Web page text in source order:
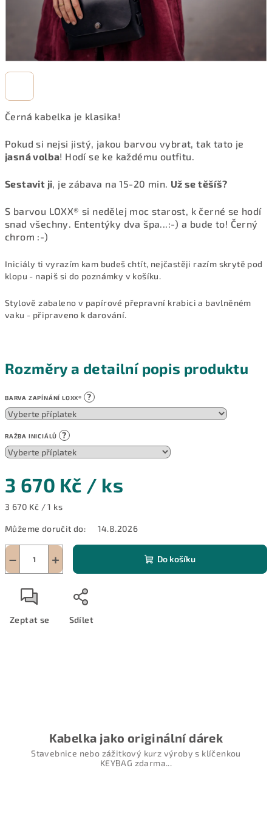
Černá kabelka je klasika!
Pokud si nejsi jistý, jakou barvou vybrat, tak tato je
jasná volba! Hodí se ke každému outfitu.
Sestavit ji, je zábava na 15-20 min. Už se těšíš?
S barvou LOXX® si nedělej moc starost, k černé se hodí
snad všechny. Ententýky dva špa...:-) a bude to! Černý
chrom :-)
Iniciály ti vyrazím kam budeš chtít, nejčastěji razím skrytě pod
klopu - napiš si do poznámky v košíku.
Stylově zabaleno v papírové přepravní krabici a bavlněném
vaku - připraveno k darování.
Rozměry a detailní popis produktu
BARVA ZAPÍNÁNÍ LOXX® ?
RAŽBA INICIÁLŮ ?
3 670 Kč / ks
Měrná
3 670 Kč / 1 ks
Můžeme doručit do: 14.8.2026
+
− Do košíku
Zeptat se Sdílet
Kabelka jako originální dárek
Stavebnice nebo zážitkový kurz výroby s klíčenkou
KEYBAG zdarma...